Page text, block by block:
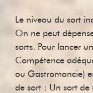
Le niveau du sort
On ne peut
sorts. Pour lancer
Compétence
ou Gastromancie)
de sort : Un sort